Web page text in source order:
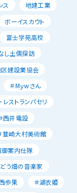
ス
地建工業
ボーイスカウト
富士学苑高校
し土偶探訪
建設業協会
＃Mｙwさん
ストランパセリ
西井電設
韮崎大村美術館
御案内仕隊
う畑の音楽家
歩果
＃湖衣姫